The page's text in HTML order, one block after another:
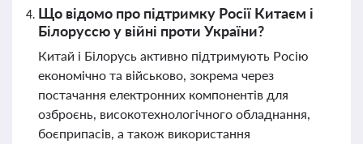
Що відомо про підтримку Росії Китаєм і
Білоруссю у війні проти України?
Китай і Білорусь активно підтримують Росію
економічно та військово, зокрема через
постачання електронних компонентів для
озброєнь, високотехнологічного обладнання,
боєприпасів, а також використання